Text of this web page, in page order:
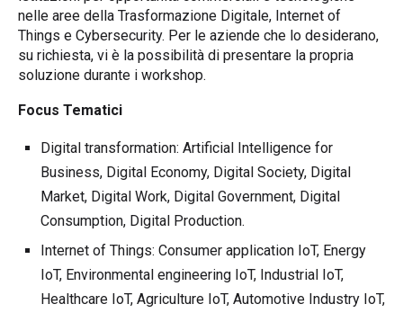
nelle aree della Trasformazione Digitale, Internet of
Things e Cybersecurity. Per le aziende che lo desiderano,
su richiesta, vi è la possibilità di presentare la propria
soluzione durante i workshop.
Focus Tematici
Digital transformation: Artificial Intelligence for
Business, Digital Economy, Digital Society, Digital
Market, Digital Work, Digital Government, Digital
Consumption, Digital Production.
Internet of Things: Consumer application IoT, Energy
IoT, Environmental engineering IoT, Industrial IoT,
Healthcare IoT, Agriculture IoT, Automotive Industry IoT,